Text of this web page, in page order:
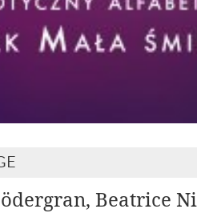
Beatrice